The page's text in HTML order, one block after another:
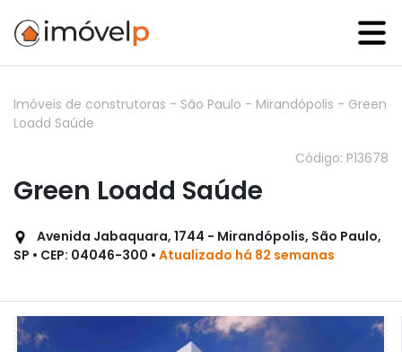
Imóveis de construtoras - São Paulo - Mirandópolis - Green
Loadd Saúde
Código: P13678
Green Loadd Saúde
Avenida Jabaquara, 1744 - Mirandópolis, São Paulo,
SP • CEP: 04046-300 • Atualizado há 82 semanas